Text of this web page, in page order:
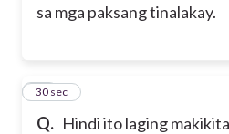
sa mga paksang tinalakay.
Q. Hindi ito laging
21
30 sec